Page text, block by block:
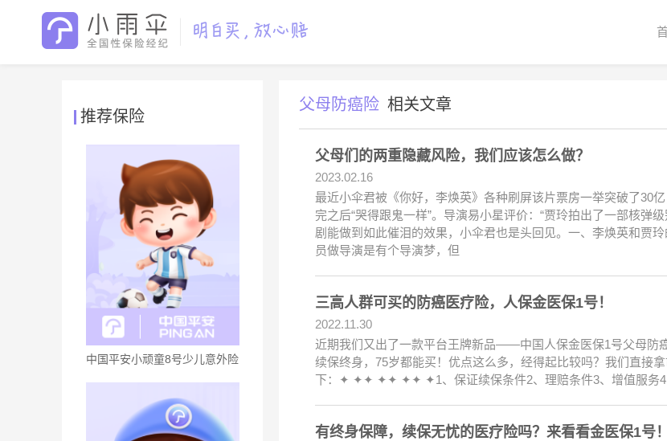
推荐保险
中国平安小顽童8号少儿意外险
父母防癌险 相关文章
父母们的两重隐藏风险，我们应该怎么做？
2023.02.16
最近小伞君被《你好，李焕英》各种刷屏该片票房一举突破了30
完之后“哭得跟鬼一样”。导演易小星评价：“贾玲拍出了一部核弹
剧能做到如此催泪的效果，小伞君也是头回见。一、李焕英和贾
员做导演是有个导演梦，但
三高人群可买的防癌医疗险，人保金医保1号！
2022.11.30
近期我们又出了一款平台王牌新品——中国人保金医保1号父母防
续保终身，75岁都能买！优点这么多，经得起比较吗？我们直接
下：✦ ✦✦ ✦✦ ✦✦ ✦1、保证续保条件2、理赔条件3、增值服务4
有终身保障，续保无忧的医疗险吗？来看看金医保1号！